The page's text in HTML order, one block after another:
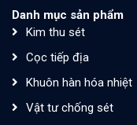
Danh mục sản phẩm
Kim thu sét
Cọc tiếp địa
Khuôn hàn hóa nhiệt
Vật tư chống sét